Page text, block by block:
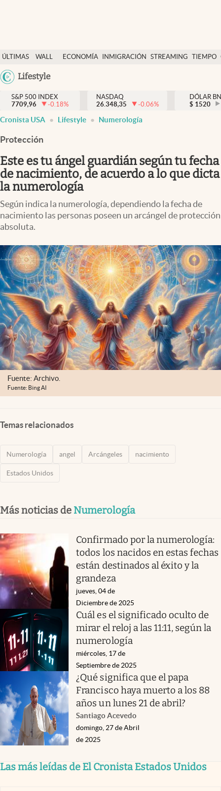
ÚLTIMAS
NOTICIAS
WALL
Y
DÓLAR
ECONOMÍA INMIGRACIÓN STREAMING TIEMPO
México
Lifestyle
Finanzas y economía
Wall Street y dólar
Inmigración
Espiritual
Streaming
PC y mobile
Lifestyle
USA
S&P 500 INDEX
7709,96
-0.18%
NASDAQ
26.348,35
-0.06%
DÓLAR
$ 1520
Cronista USA Lifestyle Numerología
Protección
Este es tu ángel guardián según tu fecha
de nacimiento, de acuerdo a lo que dicta
la numerología
Según indica la numerología, dependiendo la fecha de
nacimiento las personas poseen un arcángel de protección
absoluta.
Fuente: Archivo.
Fuente: Bing AI
Temas relacionados
Numerología angel Arcángeles nacimiento
Estados Unidos
Más noticias de Numerología
Confirmado por la numerología:
todos los nacidos en estas fechas
están destinados al éxito y la
grandeza
jueves, 04 de
Diciembre de 2025
Cuál es el significado oculto de
mirar el reloj a las 11:11, según la
numerología
miércoles, 17 de
Septiembre de 2025
¿Qué significa que el papa
Francisco haya muerto a los 88
años un lunes 21 de abril?
Santiago Acevedo
domingo, 27 de Abril
de 2025
Las más leídas de El Cronista Estados Unidos